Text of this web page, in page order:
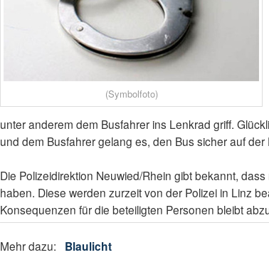
(Symbolfoto)
unter anderem dem Busfahrer ins Lenkrad griff.
und dem Busfahrer gelang es, den Bus sicher auf der
Die Polizeidirektion Neuwied/Rhein gibt bekannt,
haben. Diese werden zurzeit von der Polizei in Linz
Konsequenzen für die beteiligten Personen bleibt
Mehr dazu: Blaulicht